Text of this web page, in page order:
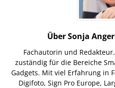
Über Sonja
Fachautorin und
zuständig für die Bereiche
Gadgets. Mit viel Erfahrung in
Digifoto, Sign Pro Europe,